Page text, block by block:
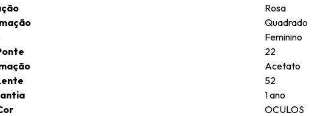
Rosa
Quadrado
Feminino
22
Acetato
52
1 ano
OCULOS